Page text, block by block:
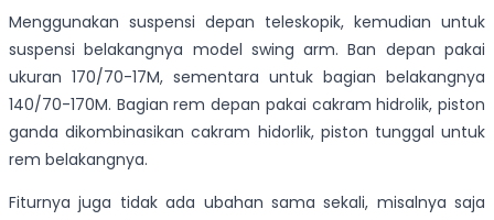
Menggunakan suspensi depan teleskopik, kemudian untuk
suspensi belakangnya model swing arm. Ban depan pakai
ukuran 170/70-17M, sementara untuk bagian belakangnya
140/70-170M. Bagian rem depan pakai cakram hidrolik, piston
ganda dikombinasikan cakram hidorlik, piston tunggal untuk
rem belakangnya.
Fiturnya juga tidak ada ubahan sama sekali, misalnya saja